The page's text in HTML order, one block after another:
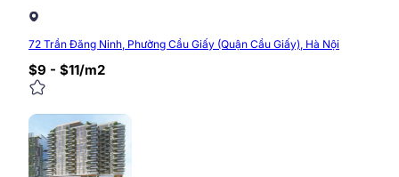
Địa chỉ: Tòa nhà CIC Tower, Trung Kính, Cầu
72 Trần Đăng Ninh, Phường Cầu Giấy (Quận Cầu Giấy), Hà Nội
$9 - $11/m2